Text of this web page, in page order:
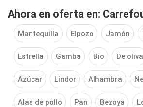
Ahora en oferta en:
Mantequilla Elpozo Jamón
Estrella Gamba Bio De oliva
Azúcar Lindor Alhambra
Alas de pollo Pan Bezoya